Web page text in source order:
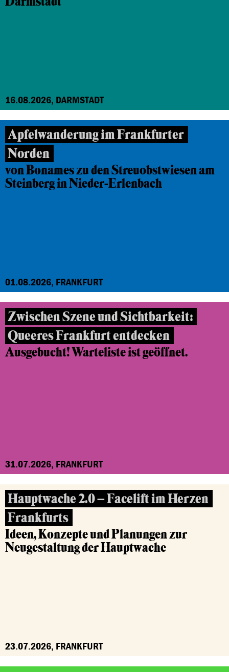
16.08.2026, DARMSTADT
Apfelwanderung im Frankfurter
Norden
von Bonames zu den Streuobstwiesen am
Steinberg in Nieder-Erlenbach
01.08.2026, FRANKFURT
Zwischen Szene und Sichtbarkeit:
Queeres Frankfurt entdecken
Ausgebucht! Warteliste ist geöffnet.
31.07.2026, FRANKFURT
Hauptwache 2.0 – Facelift im Herzen
Frankfurts
Ideen, Konzepte und Planungen zur
Neugestaltung der Hauptwache
23.07.2026, FRANKFURT